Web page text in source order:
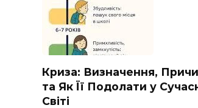
Криза: Визначення,
та Як Її Подолати у
Світі